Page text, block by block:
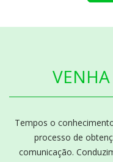
Tempos o
processo de
comunicação.